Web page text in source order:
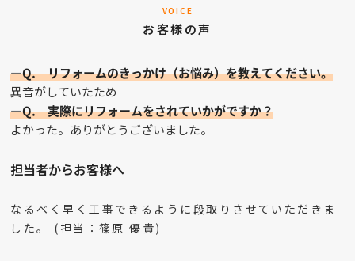
VOICE
お客様の声
—Q. リフォームのきっかけ（お悩み）を教えてください。
異音がしていたため
—Q. 実際にリフォームをされていかがですか？
よかった。ありがとうございました。
担当者からお客様へ
なるべく早く工事できるように段取りさせていただきま
した。 (担当：篠原 優貴)